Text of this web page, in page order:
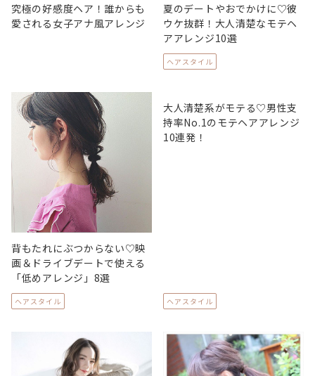
究極の好感度ヘア！誰からも
愛される女子アナ風アレンジ
夏のデートやおでかけに♡彼
ウケ抜群！大人清楚なモテヘ
アアレンジ10選
ヘアスタイル
背もたれにぶつからない♡映
画＆ドライブデートで使える
「低めアレンジ」8選
ヘアスタイル
大人清楚系がモテる♡男性支
持率No.1のモテヘアアレンジ
10連発！
ヘアスタイル